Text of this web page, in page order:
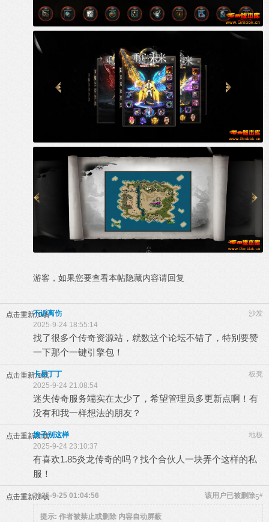
游客，如果您要查看本帖隐藏内容请回复
点击重新加载 沙发
不诉离伤
2025-9-24 18:55:14
找了很多个传奇资源站，就数这个论坛不错了，特别要赞
一下那个一键引擎包！
点击重新加载 板凳
卡易丁丁
2025-9-24 21:08:54
迷失传奇服务端实在太少了，希望管理员多更新点啊！有
没有和我一样想法的朋友？
点击重新加载 地板
嫂子别这样
2025-9-24 23:10:37
有喜欢1.85炎龙传奇的吗？找个合伙人一块弄个这样的私
服！
点击重新加载 5#
该用户已被删除
2025-9-25 01:04:56
提示: 作者被禁止或删除 内容自动屏蔽